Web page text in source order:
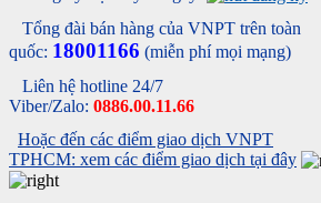
Tổng đài bán hàng của VNPT trên toàn
quốc: 18001166 (miễn phí mọi mạng)
Liên hệ hotline 24/7
Viber/Zalo: 0886.00.11.66
Hoặc đến các điểm giao dịch VNPT
TPHCM: xem các điểm giao dịch tại đây